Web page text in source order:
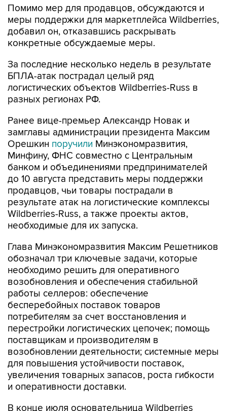
Помимо мер для продавцов, обсуждаются и
меры поддержки для маркетплейса Wildberries,
добавил он, отказавшись раскрывать
конкретные обсуждаемые меры.
За последние несколько недель в результате
БПЛА-атак пострадал целый ряд
логистических объектов Wildberries-Russ в
разных регионах РФ.
Ранее вице-премьер Александр Новак и
замглавы администрации президента Максим
Орешкин поручили Минэкономразвития,
Минфину, ФНС совместно с Центральным
банком и объединениями предпринимателей
до 10 августа представить меры поддержки
продавцов, чьи товары пострадали в
результате атак на логистические комплексы
Wildberries-Russ, а также проекты актов,
необходимые для их запуска.
Глава Минэкономразвития Максим Решетников
обозначал три ключевые задачи, которые
необходимо решить для оперативного
возобновления и обеспечения стабильной
работы селлеров: обеспечение
бесперебойных поставок товаров
потребителям за счет восстановления и
перестройки логистических цепочек; помощь
поставщикам и производителям в
возобновлении деятельности; системные меры
для повышения устойчивости поставок,
увеличения товарных запасов, роста гибкости
и оперативности доставки.
В конце июля основательница Wildberries